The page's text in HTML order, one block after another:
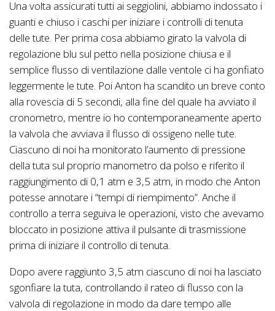
Una volta assicurati tutti ai seggiolini, abbiamo indossato i
guanti e chiuso i caschi per iniziare i controlli di tenuta
delle tute. Per prima cosa abbiamo girato la valvola di
regolazione blu sul petto nella posizione chiusa e il
semplice flusso di ventilazione dalle ventole ci ha gonfiato
leggermente le tute. Poi Anton ha scandito un breve conto
alla rovescia di 5 secondi, alla fine del quale ha avviato il
cronometro, mentre io ho contemporaneamente aperto
la valvola che avviava il flusso di ossigeno nelle tute.
Ciascuno di noi ha monitorato l’aumento di pressione
della tuta sul proprio manometro da polso e riferito il
raggiungimento di 0,1 atm e 3,5 atm, in modo che Anton
potesse annotare i “tempi di riempimento”. Anche il
controllo a terra seguiva le operazioni, visto che avevamo
bloccato in posizione attiva il pulsante di trasmissione
prima di iniziare il controllo di tenuta.
Dopo avere raggiunto 3,5 atm ciascuno di noi ha lasciato
sgonfiare la tuta, controllando il rateo di flusso con la
valvola di regolazione in modo da dare tempo alle